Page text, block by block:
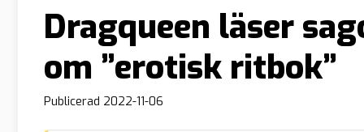
Dragqueen läser
om ”erotisk ritbok”
Publicerad 2022-11-06